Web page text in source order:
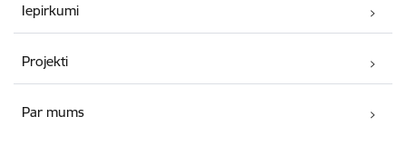
Iepirkumi
Projekti
Par mums